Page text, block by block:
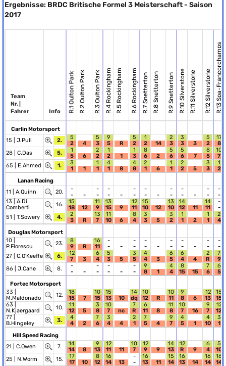
Ergebnisse: BRDC Britische Formel 3 Meisterschaft - Saison
2017
Team
Nr. |
Fahrer
Info R.1 Oulton ParkR.2 Oulton Park R.3 Oulton ParkR.4 RockinghamR.5 Rockingham R.6 RockinghamR.7 SnettertonR.8 Snetterton R.9 SnettertonR.10 SilverstoneR.11 Silverstone R.12 SilverstoneR.13 Spa-Francorchamps
Carlin Motorsport
15 | J.Pull 2.
5
2
4
5
3
9
5
R
5
2
1
2
14
2
3
3
3
3
5
2
17
8
28 | C.Das 5.
1
5
6
2
2
1
2
1
1
3
8
6
2
5
6
5
6
7
8
5
10
7
65 | E.Ahmed 1.
3
1
1
1
1
4
1
8
4
8
2
1
6
1
1
2
2
5
3
3
1
2
Lanan Racing
11 | A.Quinn 20.
-
-
-
-
-
-
-
-
-
-
-
-
-
-
-
-
-
-
-
-
-
-
13 | A.Di
Comberti
16.
15
18
12
11
9
13
15
9
12
11
15
10
12
13
10
14
12
11
14
11
-
-
51 | T.Sowery 4.
2
3
R
13
7
11
10
6
8
4
3
3
5
3
2
1
1
2
1
1
2
4
Douglas Motorsport
10 |
P.Florescu
23.
8
9
R
16
11
-
-
-
-
-
-
-
-
-
-
-
-
-
-
-
-
-
27 | C.O'Keeffe 6.
12
7
3
6
4
5
3
5
3
5
4
4
3
6
5
6
4
4
2
R
7
9
86 | J.Cane 8.
-
-
-
-
-
-
-
-
-
-
9
8
1
4
4
8
15
15
7
6
6
5
Fortec Motorsport
33 |
M.Maldonado
12.
18
15
7
10
15
15
13
10
14
dq
10
12
R
10
11
9
8
6
12
13
15
15
63 |
N.Kjaergaard
10.
11
12
5
3
8
10
7
nc
7
R
6
11
8
11
8
10
7
16
9
7
12
12
77 |
B.Hingeley
3.
4
4
2
7
6
3
4
4
2
1
7
5
4
9
7
4
5
1
4
10
3
1
Hill Speed Racing
21 | C.Owen 7.
14
14
8
9
13
12
11
11
10
7
12
9
9
14
13
12
R
9
6
4
5
10
25 | N.Worm 15.
17
17
10
8
12
16
14
13
-
-
16
13
11
15
14
16
13
14
16
14
16
14